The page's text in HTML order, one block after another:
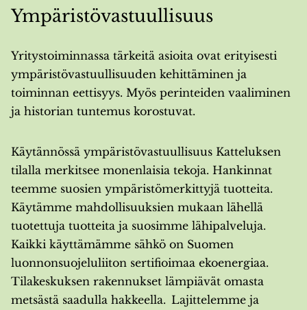
Ympäristövastuullisuus
Yritystoiminnassa tärkeitä asioita ovat erityisesti
ympäristövastuullisuuden kehittäminen ja
toiminnan eettisyys. Myös perinteiden vaaliminen
ja historian tuntemus korostuvat.
Käytännössä ympäristövastuullisuus Katteluksen
tilalla merkitsee monenlaisia tekoja. Hankinnat
teemme suosien ympäristömerkittyjä tuotteita.
Käytämme mahdollisuuksien mukaan lähellä
tuotettuja tuotteita ja suosimme lähipalveluja.
Kaikki käyttämämme sähkö on Suomen
luonnonsuojeluliiton sertifioimaa ekoenergiaa.
Tilakeskuksen rakennukset lämpiävät omasta
metsästä saadulla hakkeella. Lajittelemme ja